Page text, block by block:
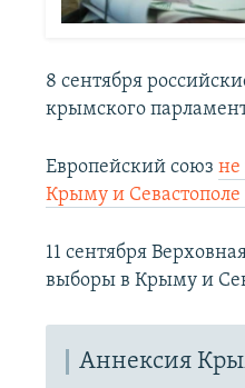
8 сентября
крымского
Европейский союзне
Крыму и
11 сентября
выборы в Крыму и
Аннексия